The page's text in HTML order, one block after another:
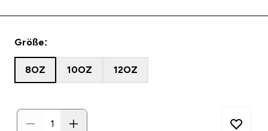
Größe:
8OZ 10OZ 12OZ